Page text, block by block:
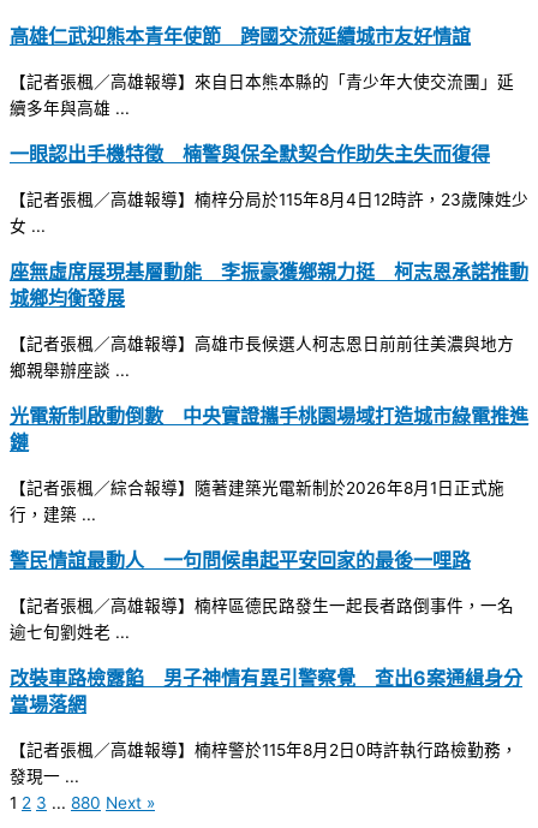
高雄仁武迎熊本青年使節 跨國交流延續城市友好情誼
【記者張楓／高雄報導】來自日本熊本縣的「青少年大使交流團」延
續多年與高雄 ...
一眼認出手機特徵 楠警與保全默契合作助失主失而復得
【記者張楓／高雄報導】楠梓分局於115年8月4日12時許，23歲陳姓少
女 ...
座無虛席展現基層動能 李振豪獲鄉親力挺 柯志恩承諾推動
城鄉均衡發展
【記者張楓／高雄報導】高雄市長候選人柯志恩日前前往美濃與地方
鄉親舉辦座談 ...
光電新制啟動倒數 中央實證攜手桃園場域打造城市綠電推進
鏈
【記者張楓／綜合報導】隨著建築光電新制於2026年8月1日正式施
行，建築 ...
警民情誼最動人 一句問候串起平安回家的最後一哩路
【記者張楓／高雄報導】楠梓區德民路發生一起長者路倒事件，一名
逾七旬劉姓老 ...
改裝車路檢露餡 男子神情有異引警察覺 查出6案通緝身分
當場落網
【記者張楓／高雄報導】楠梓警於115年8月2日0時許執行路檢勤務，
發現一 ...
1 2 3 ... 880 Next »